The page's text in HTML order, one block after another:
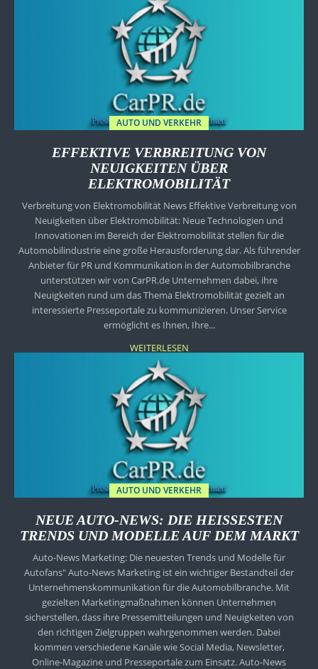
AUTO UND VERKEHR
EFFEKTIVE VERBREITUNG VON
NEUIGKEITEN ÜBER
ELEKTROMOBILITÄT
Verbreitung von Elektromobilität News Effektive Verbreitung von
Neuigkeiten über Elektromobilität: Neue Technologien und
Innovationen im Bereich der Elektromobilität stellen für die
Automobilindustrie eine große Herausforderung dar. Als führender
Anbieter für PR und Kommunikation in der Automobilbranche
unterstützen wir von CarPR.de Unternehmen dabei, ihre
Neuigkeiten rund um das Thema Elektromobilität gezielt an
interessierte Presseportale zu kommunizieren. Unser Service
ermöglicht es Ihnen, Ihre...
WEITERLESEN
AUTO UND VERKEHR
NEUE AUTO-NEWS: DIE HEISSESTEN T
RENDS UND MODELLE AUF DEM MARKT
Auto-News Marketing: Die neuesten Trends und Modelle für
Autofans" Auto-News Marketing ist ein wichtiger Bestandteil der
Unternehmenskommunikation für die Automobilbranche. Mit
gezielten Marketingmaßnahmen können Unternehmen
sicherstellen, dass ihre Pressemitteilungen und Neuigkeiten von
den richtigen Zielgruppen wahrgenommen werden. Dabei
kommen verschiedene Kanäle wie Social Media, Newsletter,
Online-Magazine und Presseportale zum Einsatz. Auto-News